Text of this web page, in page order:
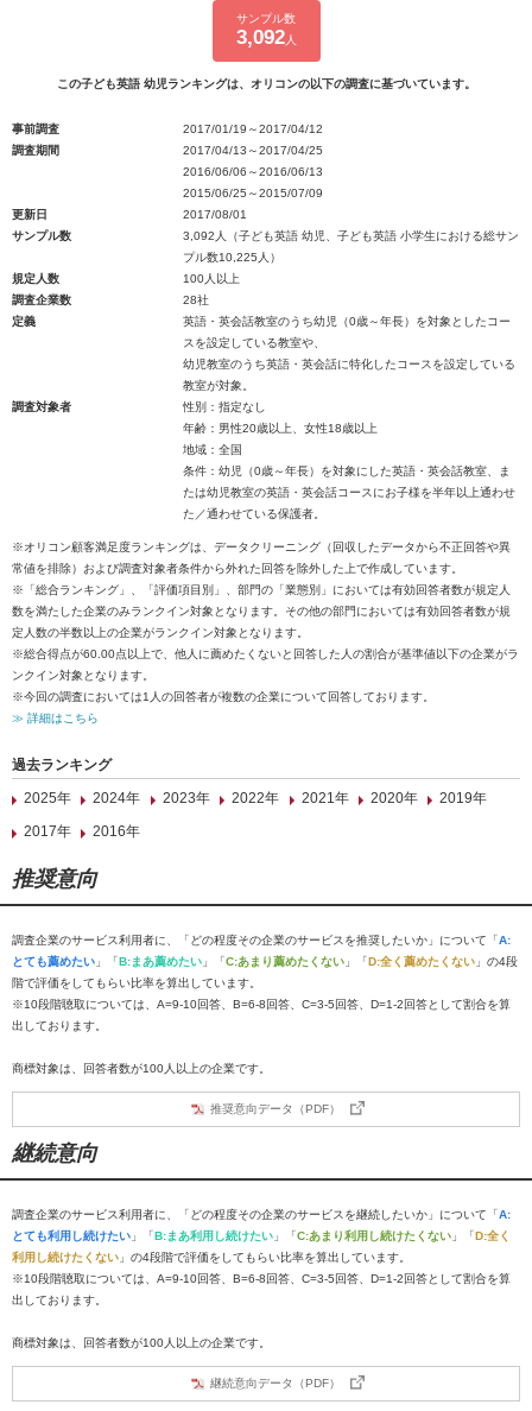
サンプル数
3,092人
この子ども英語 幼児ランキングは、オリコンの以下の調査に基づいています。
事前調査
2017/01/19～2017/04/12
調査期間
2017/04/13～2017/04/25
2016/06/06～2016/06/13
2015/06/25～2015/07/09
更新日
2017/08/01
サンプル数
3,092人（子ども英語 幼児、子ども英語 小学生における総サン
プル数10,225人）
規定人数
100人以上
調査企業数
28社
定義
英語・英会話教室のうち幼児（0歳～年長）を対象としたコー
スを設定している教室や、
幼児教室のうち英語・英会話に特化したコースを設定している
教室が対象。
調査対象者
性別：指定なし
年齢：男性20歳以上、女性18歳以上
地域：全国
条件：幼児（0歳～年長）を対象にした英語・英会話教室、ま
たは幼児教室の英語・英会話コースにお子様を半年以上通わせ
た／通わせている保護者。
※オリコン顧客満足度ランキングは、データクリーニング（回収したデータから不正回答や異
常値を排除）および調査対象者条件から外れた回答を除外した上で作成しています。
※「総合ランキング」、「評価項目別」、部門の「業態別」においては有効回答者数が規定人
数を満たした企業のみランクイン対象となります。その他の部門においては有効回答者数が規
定人数の半数以上の企業がランクイン対象となります。
※総合得点が60.00点以上で、他人に薦めたくないと回答した人の割合が基準値以下の企業がラ
ンクイン対象となります。
※今回の調査においては1人の回答者が複数の企業について回答しております。
≫ 詳細はこちら
過去ランキング
2025年
2024年 2023年 2022年 2021年 2020年
2019年
2017年
2016年
推奨意向
調査企業のサービス利用者に、「どの程度その企業のサービスを推奨したいか」について「A:
とても薦めたい 」「B:まあ薦めたい 」「C:あまり薦めたくない 」「D:全く薦めたくない 」の4段
階で評価をしてもらい比率を算出しています。
※10段階聴取については、A=9-10回答、B=6-8回答、C=3-5回答、D=1-2回答として割合を算
出しております。
商標対象は、回答者数が100人以上の企業です。
推奨意向データ（PDF）
継続意向
調査企業のサービス利用者に、「どの程度その企業のサービスを継続したいか」について「A:
とても利用し続けたい 」「B:まあ利用し続けたい 」「C:あまり利用し続けたくない 」「D:全く
利用し続けたくない 」の4段階で評価をしてもらい比率を算出しています。
※10段階聴取については、A=9-10回答、B=6-8回答、C=3-5回答、D=1-2回答として割合を算
出しております。
商標対象は、回答者数が100人以上の企業です。
継続意向データ（PDF）